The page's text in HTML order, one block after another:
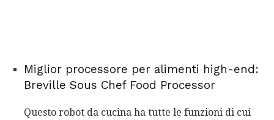
Miglior processore per alimenti high-end:
Breville Sous Chef Food Processor
Questo robot da cucina ha tutte le funzioni di cui